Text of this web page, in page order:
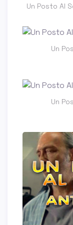
Un Posto Al
Un
Un